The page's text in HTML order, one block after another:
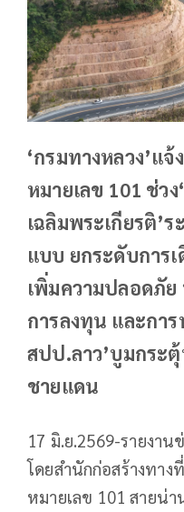
‘กรมทางหลวง’แจ้
หมายเลข 101 ช่ว
เฉลิมพระเกียรติ’
แบบ ยกระดับการ
เพิ่มความปลอดภัย
การลงทุน และการ
สปป.ลาว’บูมกระ
ชายแดน
17 มิ.ย.2569-รายงาน
โดยสำนักก่อสร้างทาง
หมายเลข 101 สายน่า